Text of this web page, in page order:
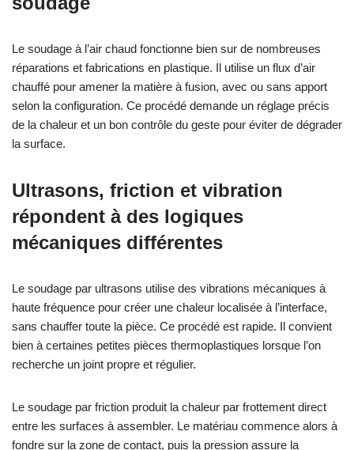
Le soudage à l’air chaud fonctionne bien sur de nombreuses
réparations et fabrications en plastique. Il utilise un flux d’air
chauffé pour amener la matière à fusion, avec ou sans apport
selon la configuration. Ce procédé demande un réglage précis
de la chaleur et un bon contrôle du geste pour éviter de dégrader
la surface.
Ultrasons, friction et vibration
répondent à des logiques
mécaniques différentes
Le soudage par ultrasons utilise des vibrations mécaniques à
haute fréquence pour créer une chaleur localisée à l’interface,
sans chauffer toute la pièce. Ce procédé est rapide. Il convient
bien à certaines petites pièces thermoplastiques lorsque l’on
recherche un joint propre et régulier.
Le soudage par friction produit la chaleur par frottement direct
entre les surfaces à assembler. Le matériau commence alors à
fondre sur la zone de contact, puis la pression assure la